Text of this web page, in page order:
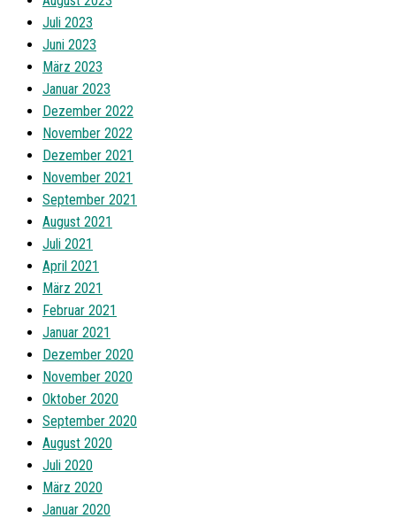
Juli 2023
Juni 2023
März 2023
Januar 2023
Dezember 2022
November 2022
Dezember 2021
November 2021
September 2021
August 2021
Juli 2021
April 2021
März 2021
Februar 2021
Januar 2021
Dezember 2020
November 2020
Oktober 2020
September 2020
August 2020
Juli 2020
März 2020
Januar 2020